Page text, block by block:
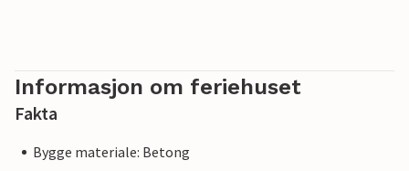
Informasjon om feriehuset
Fakta
Bygge materiale: Betong